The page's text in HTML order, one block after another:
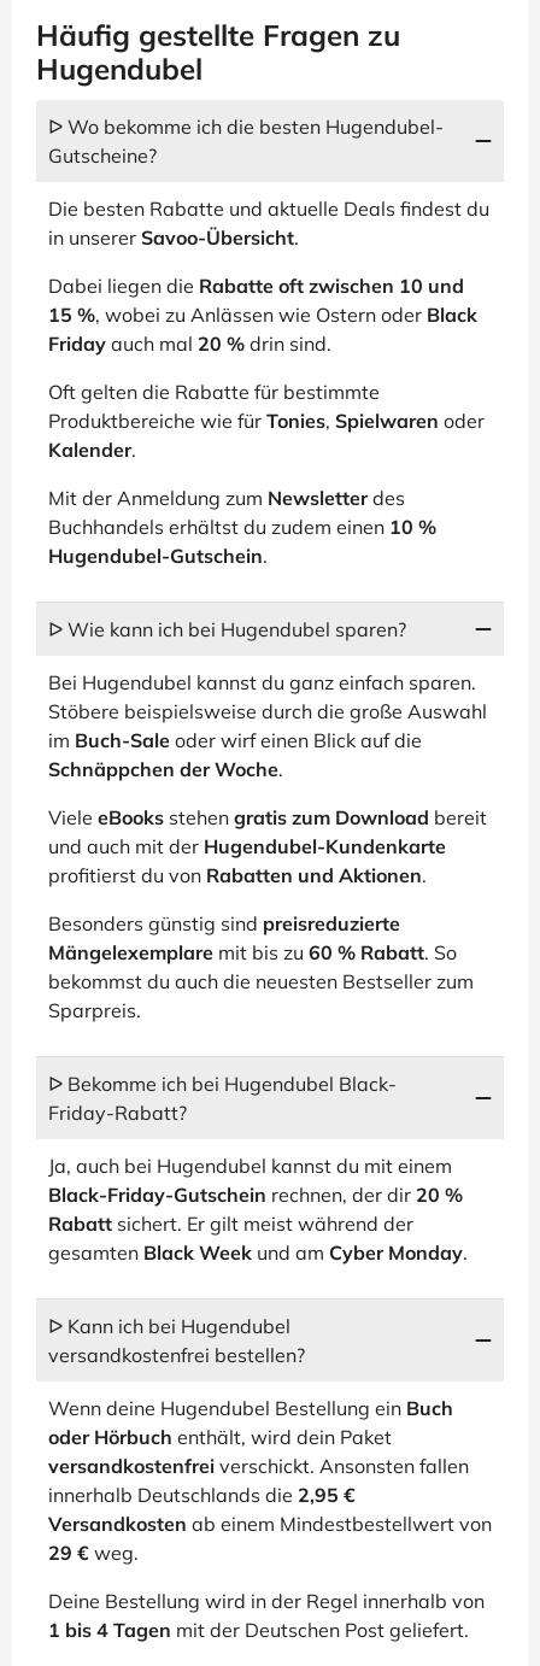
Häufig gestellte Fragen zu
Hugendubel
ᐅ Wo bekomme ich die besten Hugendubel-
Gutscheine?
Die besten Rabatte und aktuelle Deals findest du
in unserer Savoo-Übersicht.
Dabei liegen die Rabatte oft zwischen 10 und
15 %, wobei zu Anlässen wie Ostern oder Black
Friday auch mal 20 % drin sind.
Oft gelten die Rabatte für bestimmte
Produktbereiche wie für Tonies, Spielwaren oder
Kalender.
Mit der Anmeldung zum Newsletterdes
Buchhandels erhältst du zudem einen 10 %
Hugendubel-Gutschein.
ᐅ Wie kann ich bei Hugendubel sparen?
Bei Hugendubel kannst du ganz einfach sparen.
Stöbere beispielsweise durch die große Auswahl
im Buch-Sale oder wirf einen Blick auf die
Schnäppchen der Woche.
Viele eBooks stehen gratis zum Download bereit
und auch mit der Hugendubel-Kundenkarte
profitierst du von Rabatten und Aktionen.
Besonders günstig sind preisreduzierte
Mängelexemplare mit bis zu 60 % Rabatt. So
bekommst du auch die neuesten Bestseller zum
Sparpreis.
ᐅ Bekomme ich bei Hugendubel Black-
Friday-Rabatt?
Ja, auch bei Hugendubel kannst du mit einem
Black-Friday-Gutschein rechnen, der dir 20 %
Rabatt sichert. Er gilt meist während der
gesamten Black Week und am Cyber Monday.
ᐅ Kann ich bei Hugendubel
versandkostenfrei bestellen?
Wenn deine Hugendubel Bestellung ein Buch
oder Hörbuch enthält, wird dein Paket
versandkostenfrei verschickt. Ansonsten fallen
innerhalb Deutschlands die 2,95 €
Versandkosten ab einem Mindestbestellwert von
29 € weg.
Deine Bestellung wird in der Regel innerhalb von
1 bis 4 Tagen mit der Deutschen Post geliefert.